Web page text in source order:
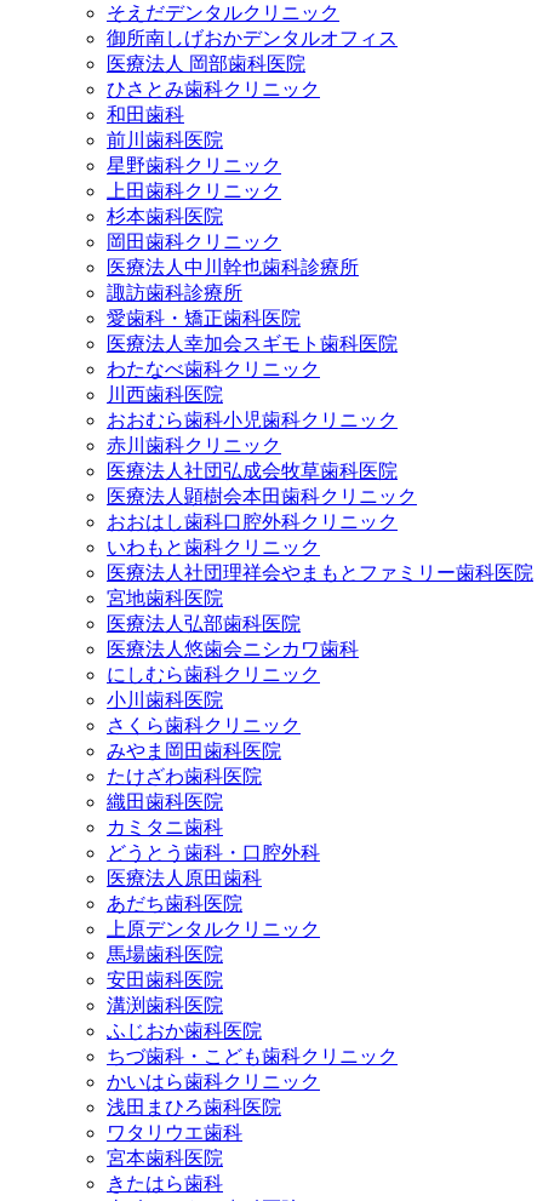
そえだデンタルクリニック
御所南しげおかデンタルオフィス
医療法人 岡部歯科医院
ひさとみ歯科クリニック
和田歯科
前川歯科医院
星野歯科クリニック
上田歯科クリニック
杉本歯科医院
岡田歯科クリニック
医療法人中川幹也歯科診療所
諏訪歯科診療所
愛歯科・矯正歯科医院
医療法人幸加会スギモト歯科医院
わたなべ歯科クリニック
川西歯科医院
おおむら歯科小児歯科クリニック
赤川歯科クリニック
医療法人社団弘成会牧草歯科医院
医療法人顕樹会本田歯科クリニック
おおはし歯科口腔外科クリニック
いわもと歯科クリニック
医療法人社団理祥会やまもとファミリー歯科医院
宮地歯科医院
医療法人弘部歯科医院
医療法人悠歯会ニシカワ歯科
にしむら歯科クリニック
小川歯科医院
さくら歯科クリニック
みやま岡田歯科医院
たけざわ歯科医院
織田歯科医院
カミタニ歯科
どうとう歯科・口腔外科
医療法人原田歯科
あだち歯科医院
上原デンタルクリニック
馬場歯科医院
安田歯科医院
溝渕歯科医院
ふじおか歯科医院
ちづ歯科・こども歯科クリニック
かいはら歯科クリニック
浅田まひろ歯科医院
ワタリウエ歯科
宮本歯科医院
きたはら歯科